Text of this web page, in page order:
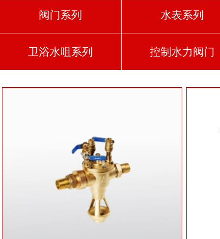
阀门系列 水表系列
卫浴水咀系列 控制水力阀门